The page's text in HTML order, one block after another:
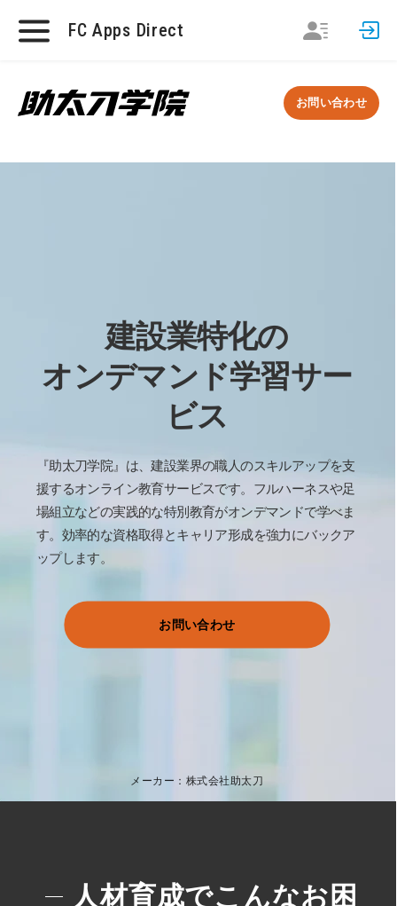
FC Apps Direct
お問い合わせ
建設業特化の
オンデマンド学習サー
ビス
『助太刀学院』は、建設業界の職人のスキルアップを支
援するオンライン教育サービスです。フルハーネスや足
場組立などの実践的な特別教育がオンデマンドで学べま
す。効率的な資格取得とキャリア形成を強力にバックア
ップします。
お問い合わせ
メーカー：株式会社助太刀
人材育成でこんなお困